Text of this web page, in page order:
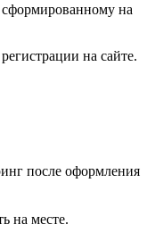
сформированному на
на сайте.
после оформления
на месте.